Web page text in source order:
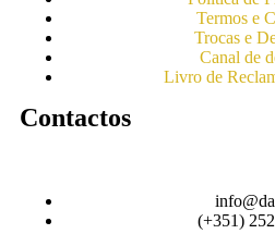
Termos e
Trocas e
Canal de
Livro de
Contactos
(+351)